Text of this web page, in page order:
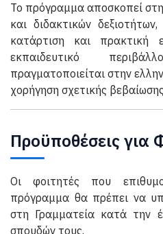
Το πρόγραμμα αποσκοπεί
και διδακτικών
κατάρτιση και πρακτική
εκπαιδευτικό
πραγματοποιείται στην
χορήγηση σχετικής
Προϋποθέσεις για
Οι φοιτητές που
πρόγραμμα θα πρέπει να
στη Γραμματεία κατά την
σπουδών τους.